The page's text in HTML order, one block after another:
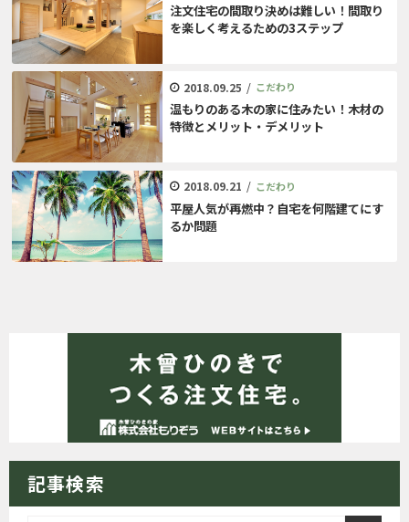
注文住宅の間取り決めは難しい！間取り
を楽しく考えるための3ステップ
2018.09.25 / こだわり
温もりのある木の家に住みたい！木材の
特徴とメリット・デメリット
2018.09.21 / こだわり
平屋人気が再燃中？自宅を何階建てにす
るか問題
記事検索